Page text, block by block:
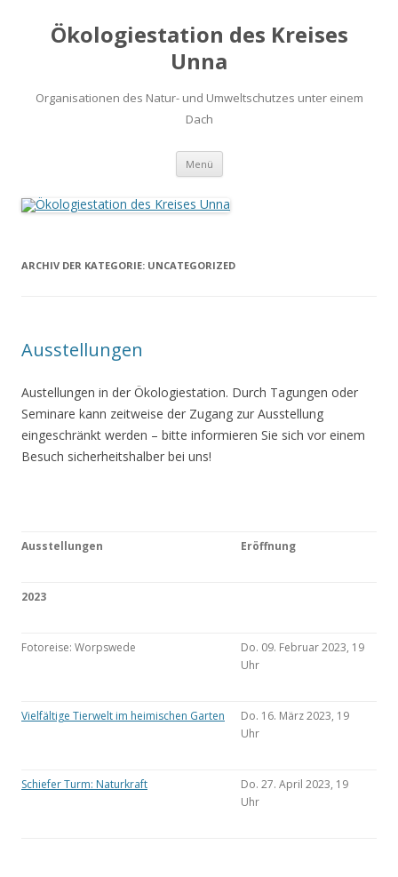
Ökologiestation des Kreises
Unna
Organisationen des Natur- und Umweltschutzes unter einem
Dach
Menü Zum
springen
ARCHIV DER KATEGORIE: UNCATEGORIZED
Ausstellungen
Austellungen in der Ökologiestation. Durch Tagungen oder
Seminare kann zeitweise der Zugang zur Ausstellung
eingeschränkt werden – bitte informieren Sie sich vor einem
Besuch sicherheitshalber bei uns!
Ausstellungen Eröffnung
2023
Fotoreise: Worpswede
Do. 09. Februar 2023, 19
Uhr
Vielfältige Tierwelt im heimischen Garten
Do. 16. März 2023, 19
Uhr
Schiefer Turm: Naturkraft
Do. 27. April 2023, 19
Uhr